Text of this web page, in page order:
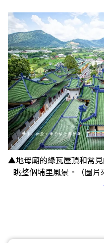
▲地母廟的綠瓦屋頂和常
眺整個埔里風景。（圖片